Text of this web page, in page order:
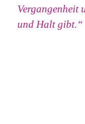
Vergangenheit
und Halt gibt.“